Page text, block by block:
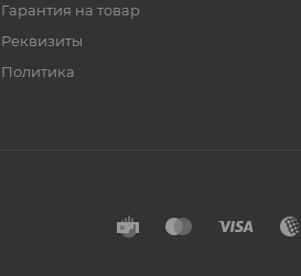
Гарантия на товар
Реквизиты
Политика